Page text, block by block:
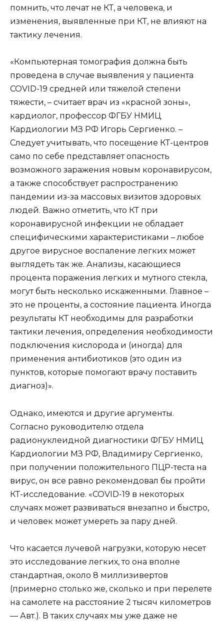
помнить, что лечат не КТ, а человека, и
изменения, выявленные при КТ, не влияют на
тактику лечения.
«Компьютерная томография должна быть
проведена в случае выявления у пациента
COVID-19 средней или тяжелой степени
тяжести, – считает врач из «красной зоны»,
кардиолог, профессор ФГБУ НМИЦ
Кардиологии МЗ РФ Игорь Сергиенко. –
Следует учитывать, что посещение КТ-центров
само по себе представляет опасность
возможного заражения новым коронавирусом,
а также способствует распространению
пандемии из-за массовых визитов здоровых
людей. Важно отметить, что КТ при
коронавирусной инфекции не обладает
специфическими характеристиками – любое
другое вирусное воспаление легких может
выглядеть так же. Анализы, касающиеся
процента поражения легких и мутного стекла,
могут быть несколько искаженными. Главное –
это не проценты, а состояние пациента. Иногда
результаты КТ необходимы для разработки
тактики лечения, определения необходимости
подключения кислорода и (иногда) для
применения антибиотиков (это один из
пунктов, которые помогают врачу поставить
диагноз)».
Однако, имеются и другие аргументы.
Согласно руководителю отдела
радионуклеидной диагностики ФГБУ НМИЦ
Кардиологии МЗ РФ, Владимиру Сергиенко,
при получении положительного ПЦР-теста на
вирус, он все равно рекомендовал бы пройти
КТ-исследование. «COVID-19 в некоторых
случаях может развиваться внезапно и быстро,
и человек может умереть за пару дней.
Что касается лучевой нагрузки, которую несет
это исследование легких, то она вполне
стандартная, около 8 миллизивертов
(примерно столько же, сколько и при перелете
на самолете на расстояние 2 тысяч километров
— Авт.). В таких случаях мы уже даже не